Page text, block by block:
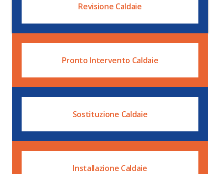
Revisione Caldaie
Pronto Intervento Caldaie
Sostituzione Caldaie
Installazione Caldaie